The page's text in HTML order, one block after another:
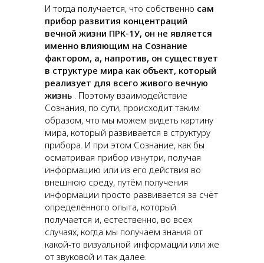
И тогда получается, что собственно сам
прибор развития концентраций
вечной жизни ПРК-1У, он не является
именно влияющим на Сознание
фактором, а, напротив, он существует
в структуре мира как объект, который
реализует для всего живого вечную
жизнь . Поэтому взаимодействие
Сознания, по сути, происходит таким
образом, что мы можем видеть картину
мира, который развивается в структуру
прибора. И при этом Сознание, как бы
осматривая прибор изнутри, получая
информацию или из его действия во
внешнюю среду, путём получения
информации просто развивается за счёт
определённого опыта, который
получается и, естественно, во всех
случаях, когда мы получаем знания от
какой-то визуальной информации или же
от звуковой и так далее.